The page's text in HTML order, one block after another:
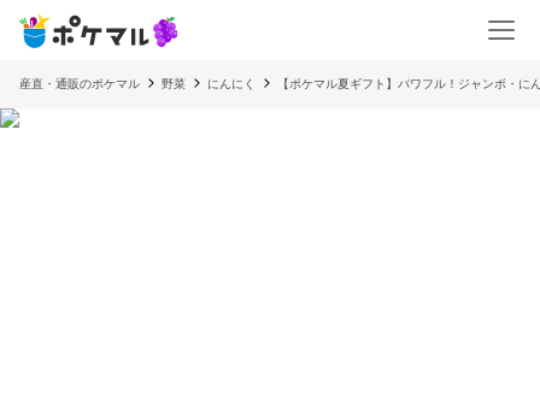
産直・通販のポケマル 野菜 にんにく 【ポケマル夏ギフト】パワフル！ジャンボ・